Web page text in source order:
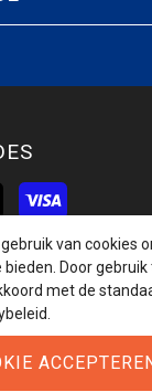
van cookies
Door
met de